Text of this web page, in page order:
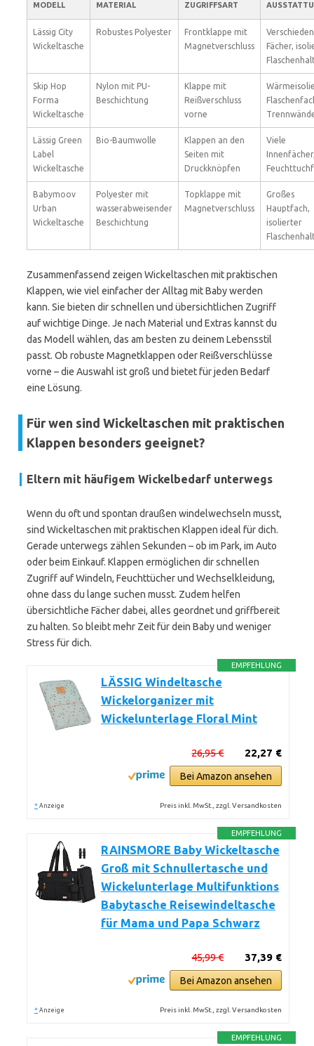
MODELL MATERIAL ZUGRIFFSART
Lässig City
Wickeltasche
Robustes Polyester
Frontklappe mit
Magnetverschluss
Fächer,
Skip Hop
Forma
Wickeltasche
Nylon mit PU-
Beschichtung
Klappe mit
Reißverschluss
vorne
Lässig Green
Label
Wickeltasche
Bio-Baumwolle
Klappen an den
Seiten mit
Druckknöpfen
Viele
Babymoov
Urban
Wickeltasche
Polyester mit
wasserabweisender
Beschichtung
Topklappe mit
Magnetverschluss
Großes
Hauptfach,
isolierter
Zusammenfassend zeigen Wickeltaschen mit praktischen
Klappen, wie viel einfacher der Alltag mit Baby werden
kann. Sie bieten dir schnellen und übersichtlichen Zugriff
auf wichtige Dinge. Je nach Material und Extras kannst du
das Modell wählen, das am besten zu deinem Lebensstil
passt. Ob robuste Magnetklappen oder Reißverschlüsse
vorne – die Auswahl ist groß und bietet für jeden Bedarf
eine Lösung.
Für wen sind Wickeltaschen mit praktischen
Klappen besonders geeignet?
Eltern mit häufigem Wickelbedarf unterwegs
Wenn du oft und spontan draußen windelwechseln musst,
sind Wickeltaschen mit praktischen Klappen ideal für dich.
Gerade unterwegs zählen Sekunden – ob im Park, im Auto
oder beim Einkauf. Klappen ermöglichen dir schnellen
Zugriff auf Windeln, Feuchttücher und Wechselkleidung,
ohne dass du lange suchen musst. Zudem helfen
übersichtliche Fächer dabei, alles geordnet und griffbereit
zu halten. So bleibt mehr Zeit für dein Baby und weniger
Stress für dich.
EMPFEHLUNG
LÄSSIG Windeltasche
Wickelorganizer mit
Wickelunterlage Floral Mint
22,27 €
26,95 €
Bei Amazon ansehen
* Anzeige Preis inkl. MwSt., zzgl. Versandkosten
EMPFEHLUNG
RAINSMORE Baby Wickeltasche
Groß mit Schnullertasche und
Wickelunterlage Multifunktions
Babytasche Reisewindeltasche
für Mama und Papa Schwarz
37,39 €
45,99 €
Bei Amazon ansehen
* Anzeige Preis inkl. MwSt., zzgl. Versandkosten
EMPFEHLUNG